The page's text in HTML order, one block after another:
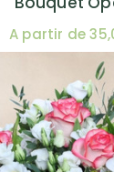
A partir de